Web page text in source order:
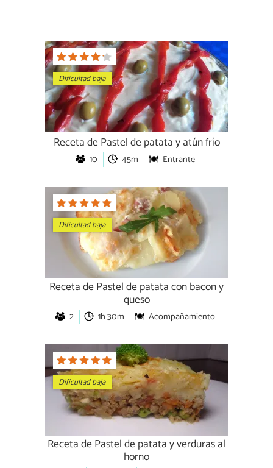
Dificultad baja
Receta de Pastel de patata y atún frío
10 45m Entrante
Dificultad baja
Receta de Pastel de patata con bacon y
queso
2 1h 30m Acompañamiento
Dificultad baja
Receta de Pastel de patata y verduras al
horno